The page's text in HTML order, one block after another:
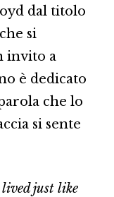
dal titolo
si
invito a
è dedicato
che lo
si sente
just like